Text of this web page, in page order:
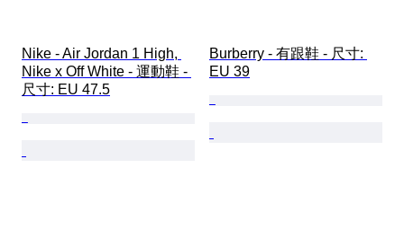
Nike - Air Jordan 1 High,
Nike x Off White - 運動鞋 -
尺寸: EU 47.5
Burberry - 有跟鞋 - 尺寸:
EU 39